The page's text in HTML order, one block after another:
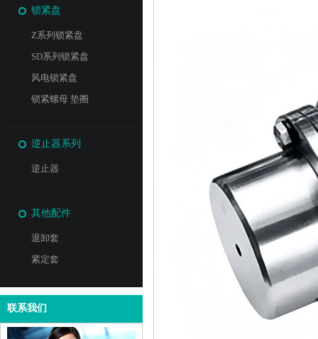
锁紧盘
Z系列锁紧盘
SD系列锁紧盘
风电锁紧盘
锁紧螺母 垫圈
逆止器系列
逆止器
其他配件
退卸套
紧定套
联系我们